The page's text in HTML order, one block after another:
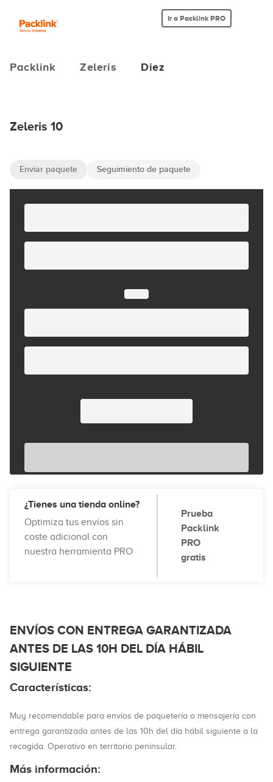
Ir a Packlink PRO
Packlink Zeleris Diez
Zeleris 10
Enviar paquete Seguimiento de paquete
¿Tienes una tienda online?
Optimiza tus envíos sin
coste adicional con
nuestra herramienta PRO
Prueba
Packlink
PRO
gratis
ENVÍOS CON ENTREGA GARANTIZADA
ANTES DE LAS 10H DEL DÍA HÁBIL
SIGUIENTE
Características:
Muy recomendable para envíos de paquetería o mensajería con
entrega garantizada antes de las 10h del día hábil siguiente a la
recogida. Operativo en territorio peninsular.
Más información: